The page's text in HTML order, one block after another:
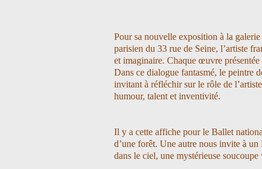
Pour sa nouvelle exposition à la
parisien du 33 rue de Seine, l’artiste
et imaginaire. Chaque œuvre présentée
Dans ce dialogue fantasmé, le peintre
invitant à réfléchir sur le rôle de
humour, talent et inventivité.
Il y a cette affiche pour le Ballet
d’une forêt. Une autre nous invite à
dans le ciel, une mystérieuse soucoupe